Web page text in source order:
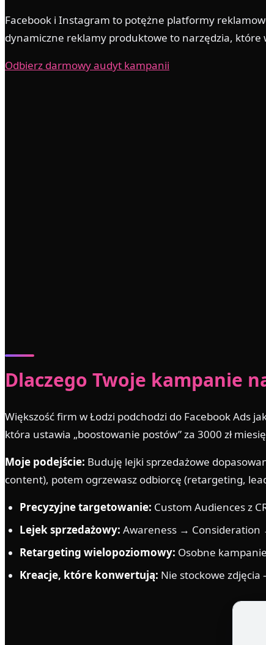
Facebook i Instagram to potężne platformy
dynamiczne reklamy produktowe to narzędzia, które
Odbierz darmowy audyt kampanii
Dlaczego Twoje kampanie
Większość firm w Łodzi podchodzi do Facebook Ads
która ustawia „boostowanie postów” za 3000 zł
Moje podejście: Buduję lejki sprzedażowe
content), potem ogrzewasz odbiorcę (retargeting,
Precyzyjne targetowanie: Custom Audiences z
Lejek sprzedażowy: Awareness → Consideration
Retargeting wielopoziomowy: Osobne
Kreacje, które konwertują: Nie stockowe